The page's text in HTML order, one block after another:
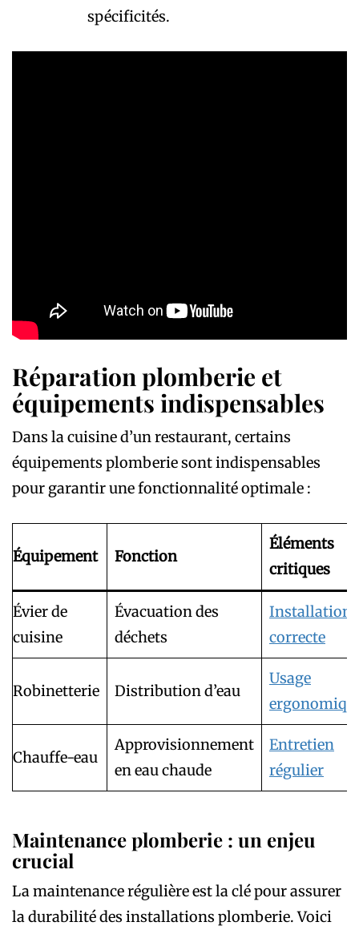
spécificités.
Réparation plomberie et
équipements indispensables
Dans la cuisine d’un restaurant, certains
équipements plomberie sont indispensables
pour garantir une fonctionnalité optimale :
Équipement Fonction
Éléments
critiques
Évier de
cuisine
Évacuation des
déchets
Installation
correcte
Robinetterie Distribution d’eau
Usage
Chauffe-eau
Approvisionnement
en eau chaude
Entretien
régulier
Maintenance plomberie : un enjeu
crucial
La maintenance régulière est la clé pour assurer
la durabilité des installations plomberie. Voici